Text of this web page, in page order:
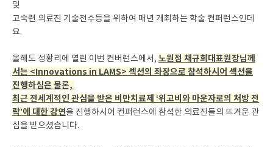
및
고숙련 의료진 기술전수등을 위하여 매년 개최하는 학술 컨퍼런스인데
요.
올해도 성황리에 열린 이번 컨버런스에서, 노원점 채규희대표원장님께
서는 <Innovations in LAMS> 섹션의 좌장으로 참석하시어 섹션을
진행하심은 물론,
최근 전세계적인 관심을 받은 비만치료제 ‘위고비와 마운자로의 처방 전
략’에 대한 강연을 진행하시어 컨퍼런스에 참석한 의료진들의 뜨거운 관
심을 받으셨습니다.